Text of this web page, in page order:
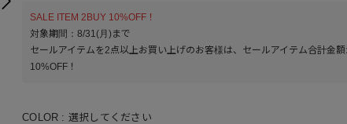
SALE ITEM 2BUY 10%OFF！
対象期間：8/31(月)まで
セールアイテムを2点以上お買い上げのお客様は、セールアイテム合計金額
10%OFF！
COLOR 選択してください